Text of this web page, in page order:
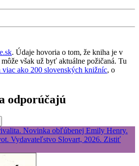
. Údaje hovoria o tom, že kniha je v
však už byť aktuálne požičaná. Tu
viac ako 200 slovenských knižníc, o
odporúčajú